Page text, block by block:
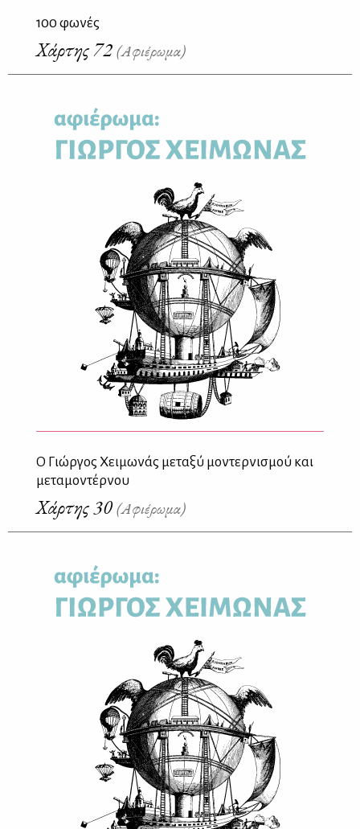
100 φωνές
Χάρτης 72 (Αφιέρωμα)
Ο Γιώργος Χειμωνάς μεταξύ μοντερνισμού και
μεταμοντέρνου
Χάρτης 30(Αφιέρωμα)